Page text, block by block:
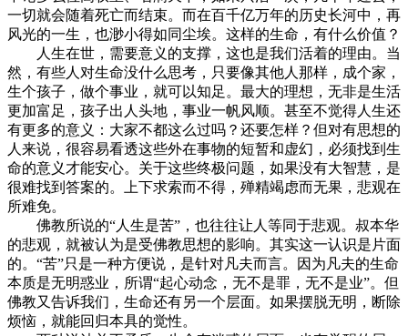
一切就会随着死亡而结束。而在百千亿万年的历史长河中，再
风光的一生，也渺小得如同尘埃。这样的生命，有什么价值？
人生在世，需要意义的支撑，这也是我们活着的理由。当
然，有些人对生命没什么思考，只要像其他人那样，成个家，
生个孩子，做个事业，就可以知足。最大的理想，无非是生活
更加富足，孩子出人头地，事业一帆风顺。甚至不觉得人生还
有更多的意义：大家不都这么过吗？还要怎样？但对有思想的
人来说，很容易看透这些外在事物的短暂和虚幻，必须找到生
命的意义才能安心。关于这些终极问题，如果没有大智慧，是
很难找到答案的。上下求索而不得，殚精竭虑而无果，悲观在
所难免。
佛教所说的“人生是苦”，也往往让人等同于悲观。叔本华
的悲观，就被认为是受佛教思想的影响。其实这一认识是片面
的。“苦”只是一种方便说，是针对凡夫而言。因为凡夫的生命
本质是无明惑业，所谓“起心动念，无不是罪，无不是业”。但
佛教又告诉我们，生命还有另一个层面。如果摆脱无明，断除
烦恼，就能回归本具的觉性。